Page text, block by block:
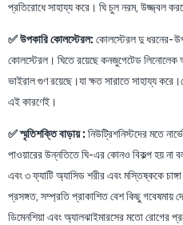
প্রতিরোধে সাহায্য করে। ঘি চুল নরম, উজ্জ্বল
✅ উপকারি কোলস্টেরল: কোলস্টেরল দু ধরনের-
কোলস্টেরল। ঘিতে রয়েছে কনজুগেটেড লিনোলেক
ভাইরাল গুণ রয়েছে।যা ক্ষত সারাতে সাহায্য
এই কারণেই।
✅ স্মৃতিশক্তি বাড়ায় : নিউট্রিশনিস্টদের মতে
পাওয়ারের উন্নতিতে ঘি-এর কোনও বিকল্প হয়
এবং ৩ ফ্যাটি অ্যাসিড শরীর এবং মস্তিষ্ককে
প্রসঙ্গত, সম্প্রতি প্রাকাশিত বেশ কিছু গবেষমায়
ডিমেনশিয়া এবং অ্যালঝাইমারসের মতো রোগের